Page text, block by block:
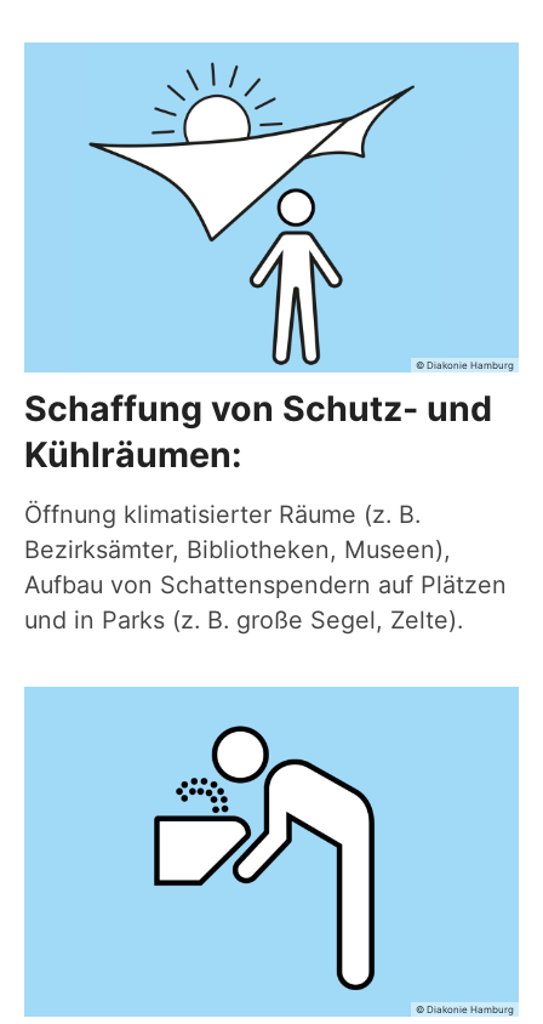
© Diakonie Hamburg
Schaffung von Schutz- und
Kühlräumen:
Öffnung klimatisierter Räume (z. B.
Bezirksämter, Bibliotheken, Museen),
Aufbau von Schattenspendern auf Plätzen
und in Parks (z. B. große Segel, Zelte).
© Diakonie Hamburg